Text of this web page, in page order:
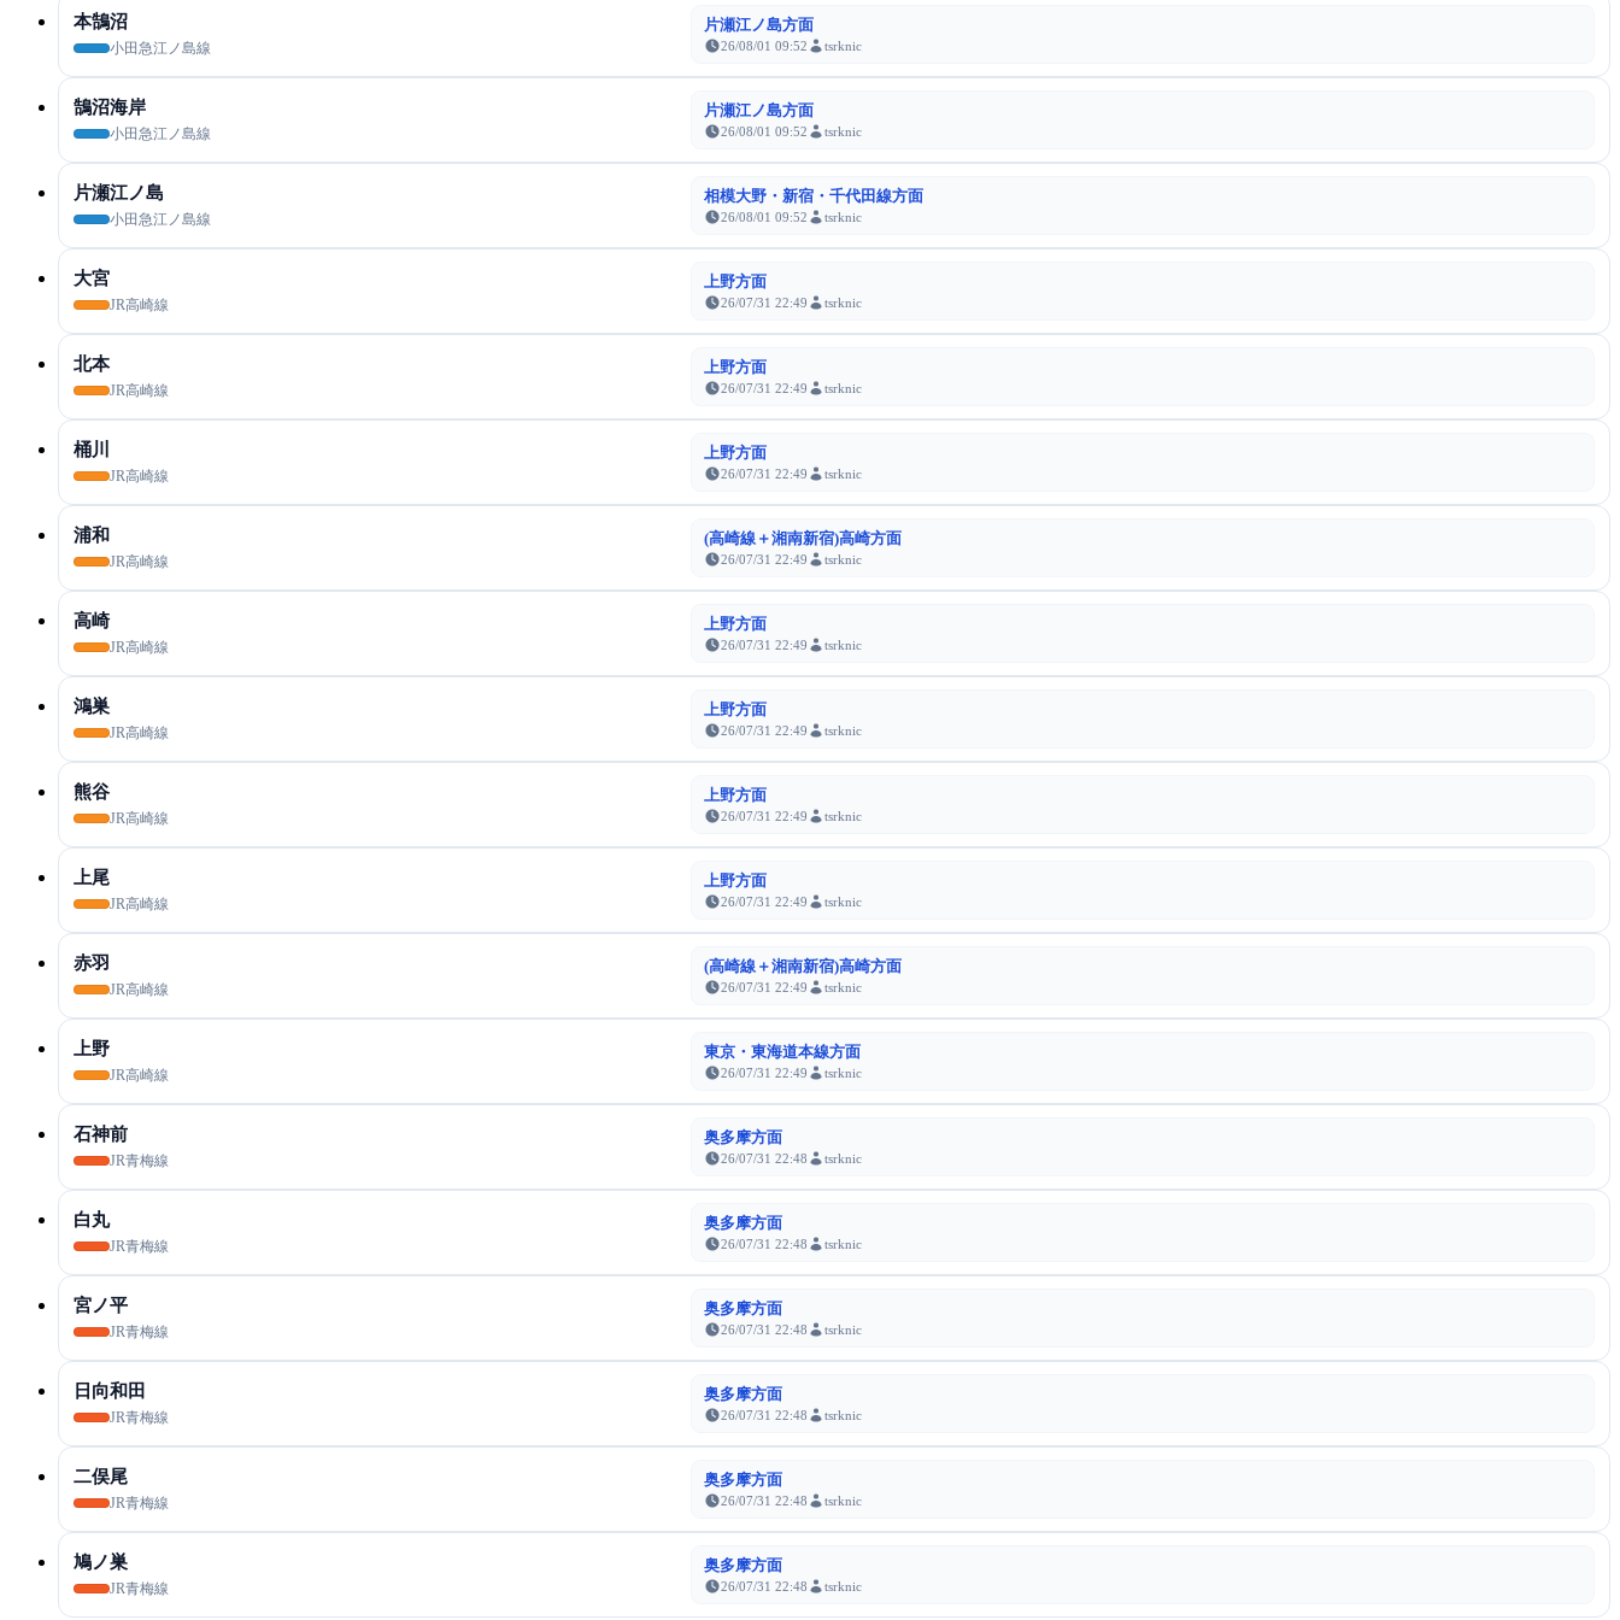
本鵠沼
小田急江ノ島線
片瀬江ノ島方面
26/08/01 09:52 tsrknic
鵠沼海岸
小田急江ノ島線
片瀬江ノ島方面
26/08/01 09:52 tsrknic
片瀬江ノ島
小田急江ノ島線
相模大野・新宿・千代田線方面
26/08/01 09:52 tsrknic
大宮
JR高崎線
上野方面
26/07/31 22:49 tsrknic
北本
JR高崎線
上野方面
26/07/31 22:49 tsrknic
桶川
JR高崎線
上野方面
26/07/31 22:49 tsrknic
浦和
JR高崎線
(高崎線＋湘南新宿)高崎方面
26/07/31 22:49 tsrknic
高崎
JR高崎線
上野方面
26/07/31 22:49 tsrknic
鴻巣
JR高崎線
上野方面
26/07/31 22:49 tsrknic
熊谷
JR高崎線
上野方面
26/07/31 22:49 tsrknic
上尾
JR高崎線
上野方面
26/07/31 22:49 tsrknic
赤羽
JR高崎線
(高崎線＋湘南新宿)高崎方面
26/07/31 22:49 tsrknic
上野
JR高崎線
東京・東海道本線方面
26/07/31 22:49 tsrknic
石神前
JR青梅線
奥多摩方面
26/07/31 22:48 tsrknic
白丸
JR青梅線
奥多摩方面
26/07/31 22:48 tsrknic
宮ノ平
JR青梅線
奥多摩方面
26/07/31 22:48 tsrknic
日向和田
JR青梅線
奥多摩方面
26/07/31 22:48 tsrknic
二俣尾
JR青梅線
奥多摩方面
26/07/31 22:48 tsrknic
鳩ノ巣
JR青梅線
奥多摩方面
26/07/31 22:48 tsrknic